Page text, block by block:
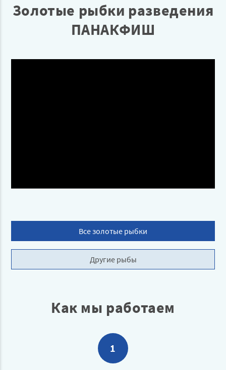
Золотые рыбки разведения
ПАНАКФИШ
Все золотые рыбки
Другие рыбы
Как мы работаем
1